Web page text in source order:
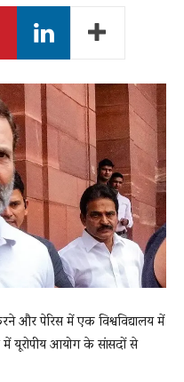
और पेरिस में एक विश्वविद्यालय में
यूरोपीय आयोग के सांसदों से